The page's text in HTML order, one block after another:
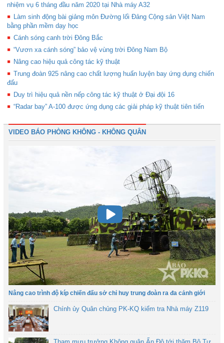
nhiệm vụ 6 tháng đầu năm 2020 tại Nhà máy A32
Làm sinh động bài giảng môn Đường lối Đảng Cộng sản Việt Nam
bằng phần mềm dạy học
Cánh sóng canh trời Đông Bắc
“Vươn xa cánh sóng” bảo vệ vùng trời Đông Nam Bộ
Nâng cao hiệu quả công tác kỹ thuật
Trung đoàn 925 nâng cao chất lượng huấn luyện bay ứng dụng chiến
đấu
Duy trì hiệu quả nền nếp công tác kỹ thuật ở Đại đội 16
“Radar bay” A-100 được ứng dụng các giải pháp kỹ thuật tiên tiến
VIDEO BÁO PHÒNG KHÔNG - KHÔNG QUÂN
Nâng cao trình độ kíp chiến đấu sở chỉ huy trung đoàn ra đa cảnh giới
Chính ủy Quân chủng PK-KQ kiểm tra Nhà máy Z119